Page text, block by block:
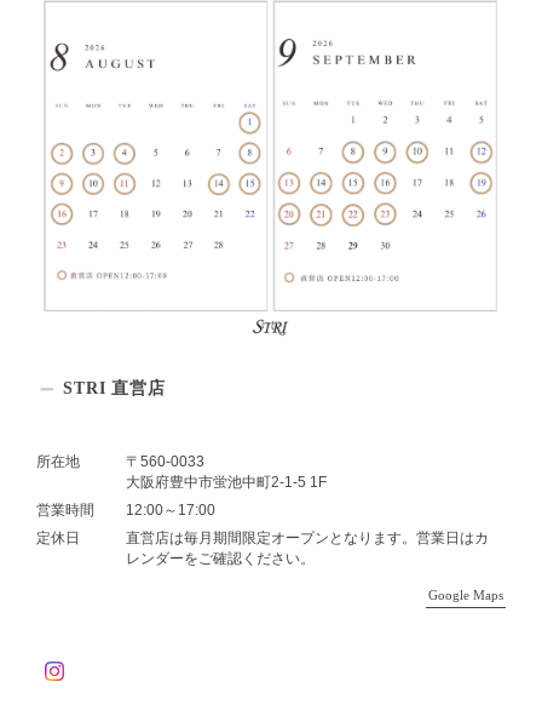
STRI 直営店
所在地
〒560-0033
大阪府豊中市蛍池中町2-1-5 1F
営業時間
12:00～17:00
定休日
直営店は毎月期間限定オープンとなります。営業日はカ
レンダーをご確認ください。
Google Maps